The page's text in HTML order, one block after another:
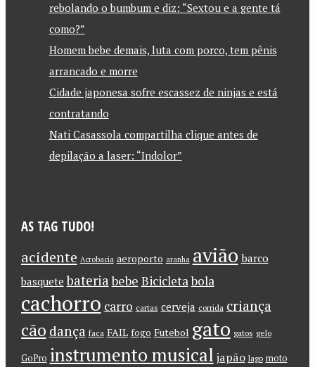
rebolando o bumbum e diz: “Sextou e a gente tá
como?”
Homem bebe demais, luta com porco, tem pênis
arrancado e morre
Cidade japonesa sofre escassez de ninjas e está
contratando
Nati Casassola compartilha clique antes de
depilação a laser: “Indolor”
AS TAG TUDO!
acidente Acrobacia aeroporto aranha avião barco
basquete bateriabebe Bicicletabola
cachorro carro cartas cerveja corrida criança
cão dança faca FAIL fogo Futebol gato gatos gelo
GoPro instrumento musical japão lago moto